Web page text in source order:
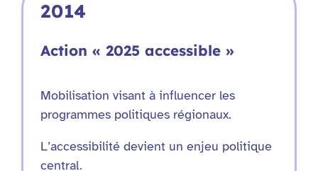
2014
Action « 2025 accessible »
Mobilisation visant à influencer les
programmes politiques régionaux.
L’accessibilité devient un enjeu politique
central.